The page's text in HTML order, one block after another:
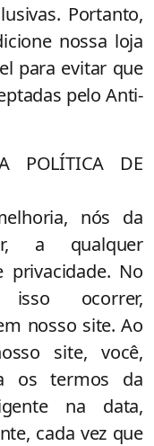
Portanto,
nossa loja
para evitar que
pelo Anti-
POLÍTICA DE
nós da
a qualquer
No
ocorrer,
nosso site. Ao
site, você,
os termos da
na data,
cada vez que